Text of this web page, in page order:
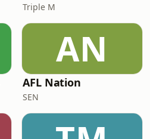
Triple M
AN
AFL Nation
SEN